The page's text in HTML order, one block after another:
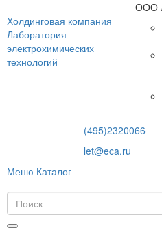
Холдинговая компания
Лаборатория
электрохимических
технологий
ООО
(495)2320066
let@eca.ru
Меню Каталог